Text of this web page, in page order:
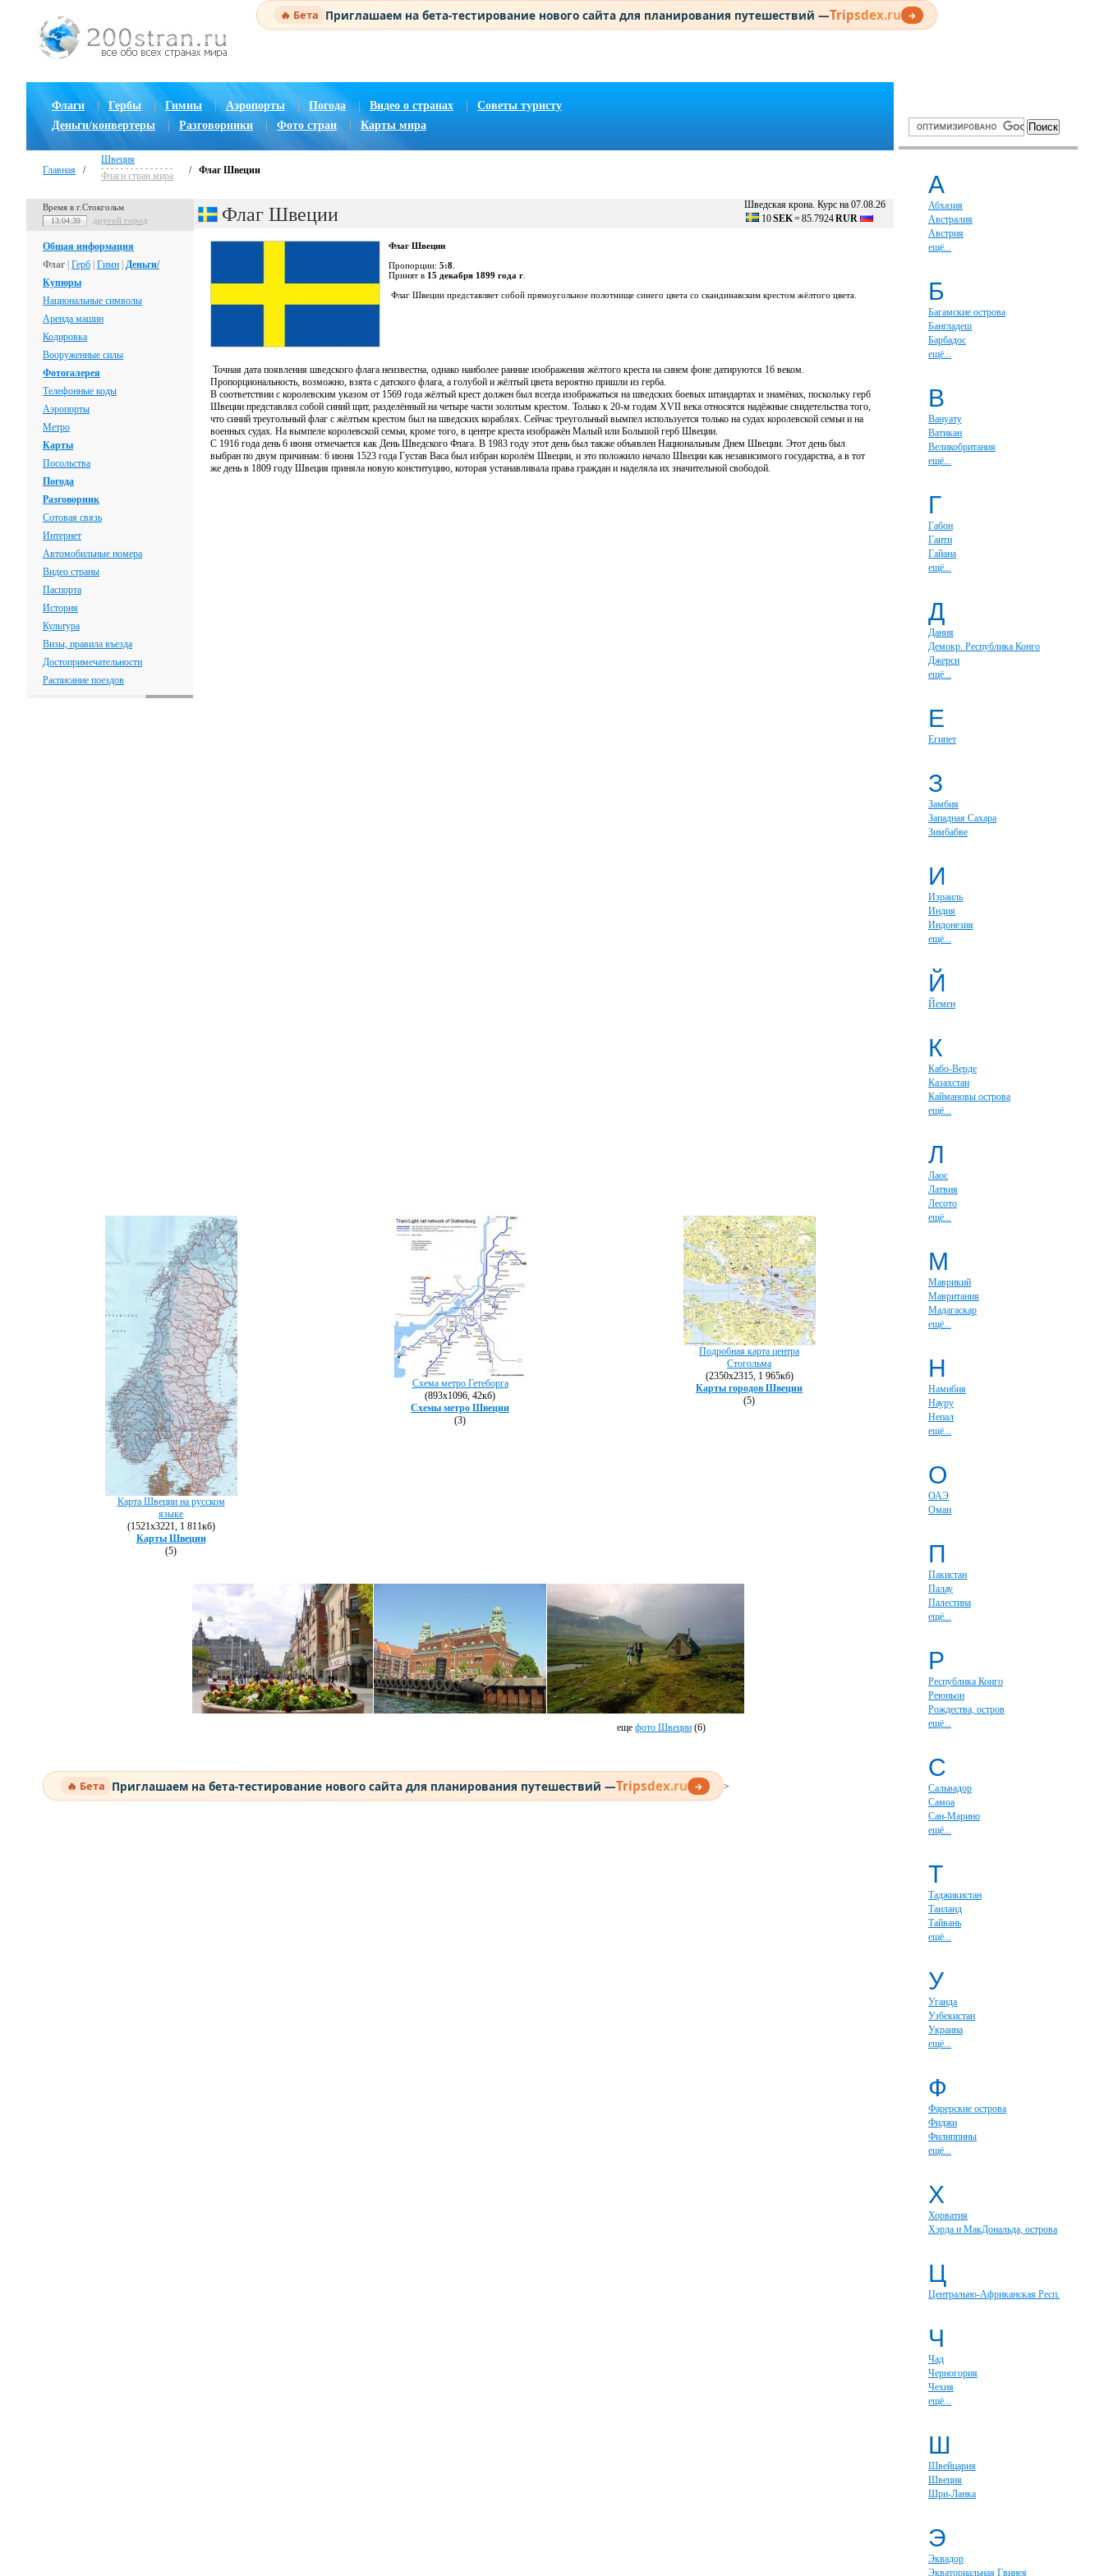
🔥 Бета Приглашаем на бета-тестирование нового сайта для планирования путешествий —Tripsdex.ru →
Флаги Гербы Гимны | Аэропорты Погода | Видео о странах
Советы туристу
Деньги/конвертеры
Разговорники Фото стран Карты мира
Главная /
Швеция
Флаги стран мира
/ Флаг Швеции
Время в г.Стокгольм
13:04:40 другой город
Общая информация
Флаг Герб Гимн Деньги/
Купюры
Национальные символы
Аренда машин
Кодировка
Вооруженные силы
Фотогалерея
Телефонные коды
Аэропорты
Метро
Карты
Посольства
Погода
Разговорник
Сотовая связь
Интернет
Автомобильные номера
Видео страны
Паспорта
История
Культура
Визы, правила въезда
Достопримечательности
Расписание поездов
Шведская крона. Курс на 07.08.26
10SEK=85.7924RUR
Флаг Швеции
Флаг Швеции
Пропорции: 5:8
Принят в 15 декабря 1899 года г
Флаг Швеции представляет собой прямоугольное полотнище синего цвета со скандинавским крестом жёлтого цвета.
Точная дата появления шведского флага неизвестна, однако наиболее ранние изображения жёлтого креста на синем фоне датируются 16 веком.
Пропорциональность, возможно, взята с датского флага, а голубой и жёлтый цвета вероятно пришли из герба.
В соответствии с королевским указом от 1569 года жёлтый крест должен был всегда изображаться на шведских боевых штандартах и знамёнах, поскольку герб
Швеции представлял собой синий щит, разделённый на четыре части золотым крестом. Только к 20-м годам XVII века относятся надёжные свидетельства того,
что синий треугольный флаг с жёлтым крестом был на шведских кораблях. Сейчас треугольный вымпел используется только на судах королевской семьи и на
военных судах. На вымпеле королевской семьи, кроме того, в центре креста изображён Малый или Большой герб Швеции.
С 1916 года день 6 июня отмечается как День Шведского Флага. В 1983 году этот день был также объявлен Национальным Днем Швеции. Этот день был
выбран по двум причинам: 6 июня 1523 года Густав Васа был избран королём Швеции, и это положило начало Швеции как независимого государства, а в тот
же день в 1809 году Швеция приняла новую конституцию, которая устанавливала права граждан и наделяла их значительной свободой.
Карта Швеции на русском
языке
(1521х3221, 1 811кб)
Карты Швеции
(5)
Схема метро Гетеборга
(893х1096, 42кб)
Схемы метро Швеции
(3)
Подробная карта центра
Стогольма
(2350х2315, 1 965кб)
Карты городов Швеции
(5)
еще фото Швеции (6)
🔥 Бета Приглашаем на бета-тестирование нового сайта для планирования путешествий —Tripsdex.ru → >
А
Абхазия
Австралия
Австрия
ещё...
Б
Багамские острова
Бангладеш
Барбадос
ещё...
В
Вануату
Ватикан
Великобритания
ещё...
Г
Габон
Гаити
Гайана
ещё...
Д
Дания
Демокр. Республика Конго
Джерси
ещё...
Е
Египет
З
Замбия
Западная Сахара
Зимбабве
И
Израиль
Индия
Индонезия
ещё...
Й
Йемен
К
Кабо-Верде
Казахстан
Каймановы острова
ещё...
Л
Лаос
Латвия
Лесото
ещё...
М
Маврикий
Мавритания
Мадагаскар
ещё...
Н
Намибия
Науру
Непал
ещё...
О
ОАЭ
Оман
П
Пакистан
Палау
Палестина
ещё...
Р
Республика Конго
Реюньон
Рождества, остров
ещё...
С
Сальвадор
Самоа
Сан-Марино
ещё...
Т
Таджикистан
Таиланд
Тайвань
ещё...
У
Уганда
Узбекистан
Украина
ещё...
Ф
Фарерские острова
Фиджи
Филиппины
ещё...
Х
Хорватия
Хэрда и МакДональда, острова
Ц
Центрально-Африканская Респ.
Ч
Чад
Черногория
Чехия
ещё...
Ш
Швейцария
Швеция
Шри-Ланка
Э
Эквадор
Экваториальная Гвинея